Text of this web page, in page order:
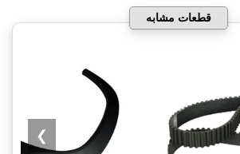
قطعات مشابه
❯